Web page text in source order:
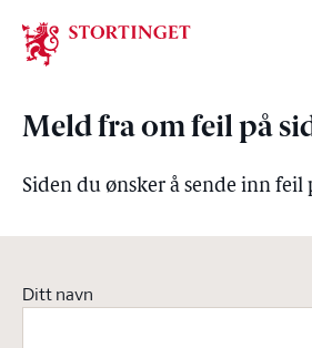
Stortinget.no
Meld fra om feil på
Siden du ønsker å sende inn feil
Ditt navn